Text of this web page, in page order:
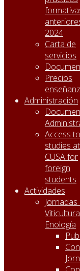
2024
Carta de
servicios
Precios
Administración
Access to
studies at
CUSA for
foreign
students
Actividades
Jornadas
Enología